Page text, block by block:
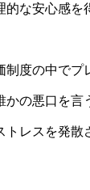
的な安心感を
制度の中でプ
かの悪口を言
トレスを発散